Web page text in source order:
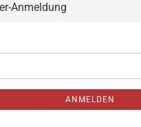
Anmeldung
ANMELDEN